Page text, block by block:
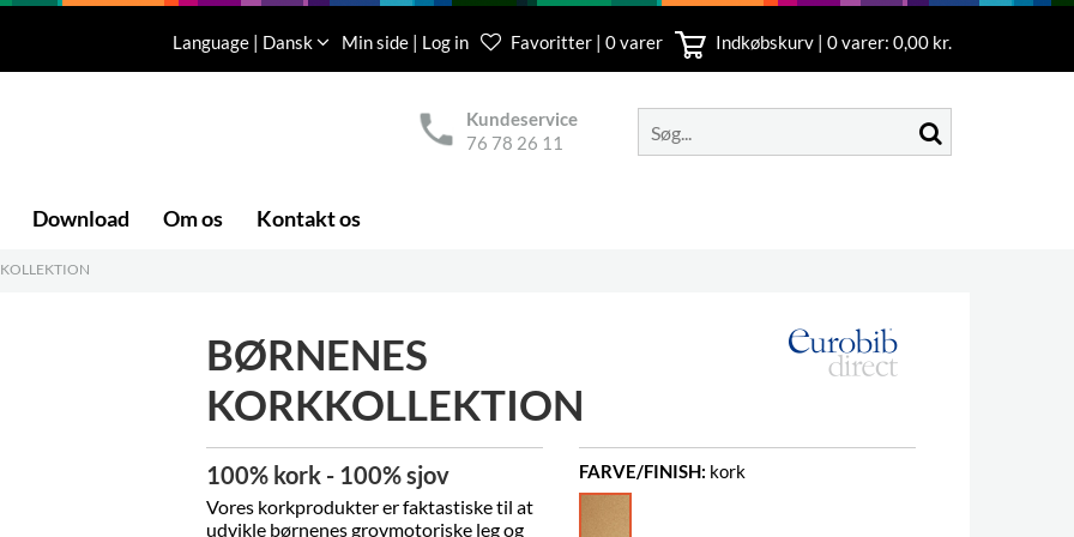
Language | Dansk Min side | Log in Favoritter | 0 varer Indkøbskurv | 0varer: 0,00 kr.
Kundeservice
76 78 26 11
Download Om os Kontakt os
BØRNENES
KORKKOLLEKTION
100% kork - 100% sjov
Vores korkprodukter er faktastisketil at
udvikle børnenes grovmotoriske leg og
FARVE/FINISH: kork